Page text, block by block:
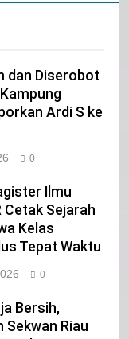
dan Diserobot
Ardi S ke
0
Ilmu
Cetak Sejarah
Kelas
Tepat Waktu
0
Bersih,
Sekwan Riau
Nasional
Kabupaten Siak
CALEG DPRD